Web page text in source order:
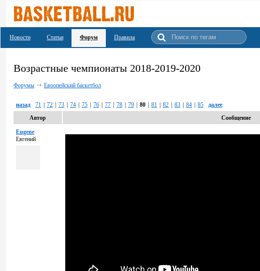
Новости Статьи Форум Правила
Возрастные чемпионаты 2018-2019-2020
Форумы Европейский баскетбол
назад 71 72 73 74 75 76 77 78 79 80 81 82 83 84 85
далее
Автор
Сообщение
Eugene
Евгений